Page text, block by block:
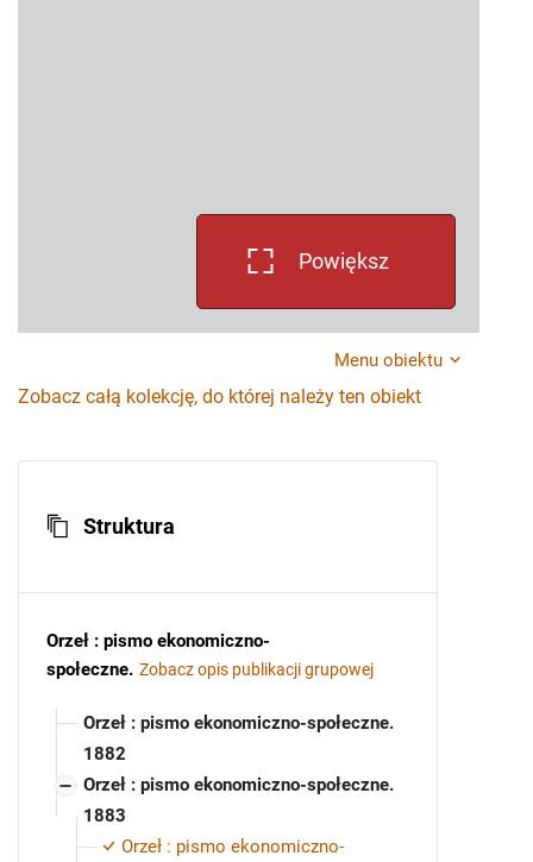
Powiększ
Menu obiektu
Zobacz całą kolekcję, do której należy ten obiekt
Struktura
Orzeł : pismo ekonomiczno-
społeczne. Zobacz opis publikacji grupowej
Orzeł : pismo ekonomiczno-społeczne.
1882
Orzeł : pismo ekonomiczno-społeczne.
1883
Orzeł : pismo ekonomiczno-